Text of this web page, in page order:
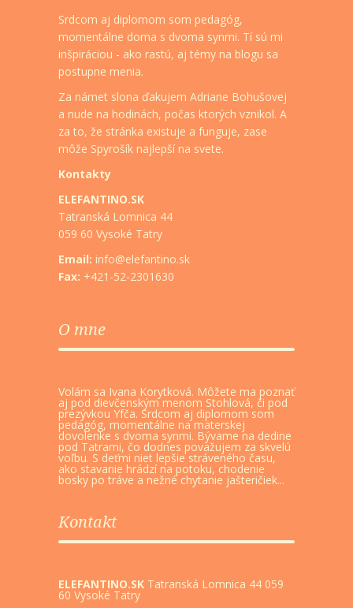
Srdcom aj diplomom som pedagóg,
momentálne doma s dvoma synmi. Tí sú mi
inšpiráciou - ako rastú, aj témy na blogu sa
postupne menia.
Za námet slona ďakujem Adriane Bohušovej
a nude na hodinách, počas ktorých vznikol. A
za to, že stránka existuje a funguje, zase
môže Spyrošík najlepší na svete.
Kontakty
ELEFANTINO.SK
Tatranská Lomnica 44
059 60 Vysoké Tatry
Email: info@elefantino.sk
Fax: +421-52-2301630
O mne
Volám sa Ivana Korytková. Môžete ma poznať
aj pod dievčenským menom Stohlová, či pod
prezývkou Yfča. Srdcom aj diplomom som
pedagóg, momentálne na materskej
dovolenke s dvoma synmi. Bývame na dedine
pod Tatrami, čo dodnes považujem za skvelú
voľbu. S deťmi niet lepšie stráveného času,
ako stavanie hrádzí na potoku, chodenie
bosky po tráve a nežné chytanie jašteričiek...
Kontakt
ELEFANTINO.SK Tatranská Lomnica 44 059
60 Vysoké Tatry